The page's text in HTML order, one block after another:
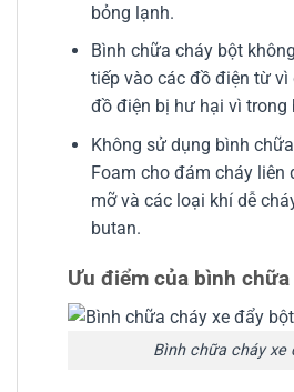
bỏng lạnh.
Bình chữa cháy bột
tiếp vào các đồ điện từ vì
đồ điện bị hư hại vì trong
Không sử dụng bình
Foam cho đám cháy liên
mỡ và các loại khí dễ
butan.
Ưu điểm của bình
Bình chữa cháy xe